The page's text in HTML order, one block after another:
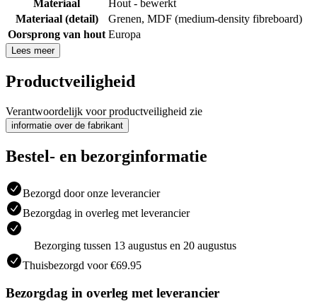
Materiaal
Hout - bewerkt
Materiaal (detail)
Grenen, MDF (medium-density fibreboard)
Oorsprong van hout Europa
Lees meer
Productveiligheid
Verantwoordelijk voor productveiligheid zie
informatie over de fabrikant
Bestel- en bezorginformatie
Bezorgd door onze leverancier
Bezorgdag in overleg met leverancier
Bezorging tussen 13 augustus en 20 augustus
Thuisbezorgd voor €69.95
Bezorgdag in overleg met leverancier